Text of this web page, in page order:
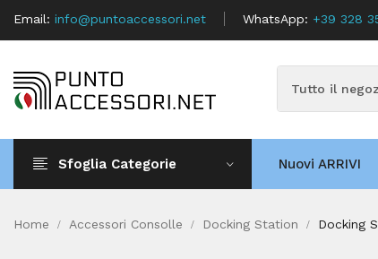
Email: info@puntoaccessori.net WhatsApp: +39 328
Sfoglia Categorie Nuovi ARRIVI
Home Accessori Consolle Docking Station Docking